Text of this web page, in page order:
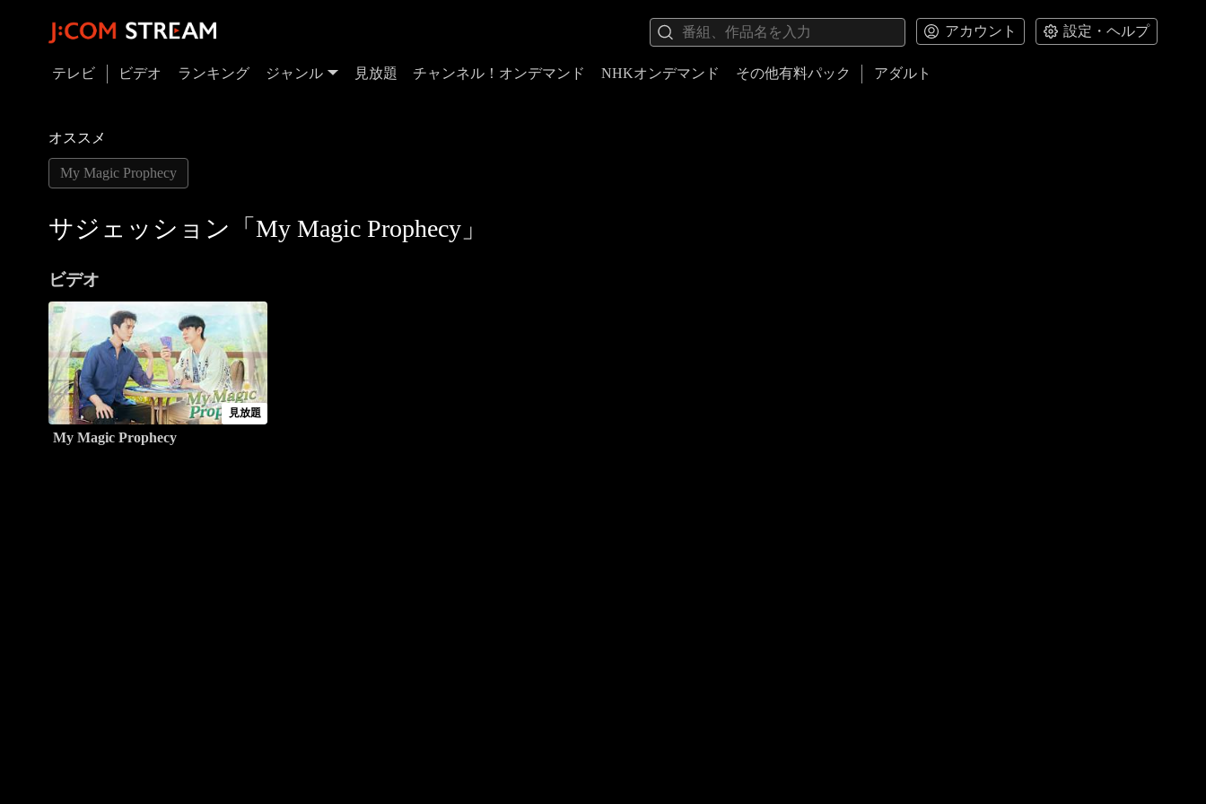
アカウント 設定・ヘルプ
テレビ ビデオ ランキング ジャンル 見放題 チャンネル！オンデマンド NHKオンデマンド その他有料パック アダルト
オススメ
My Magic Prophecy
サジェッション「My Magic Prophecy」
ビデオ
見放題
My Magic Prophecy